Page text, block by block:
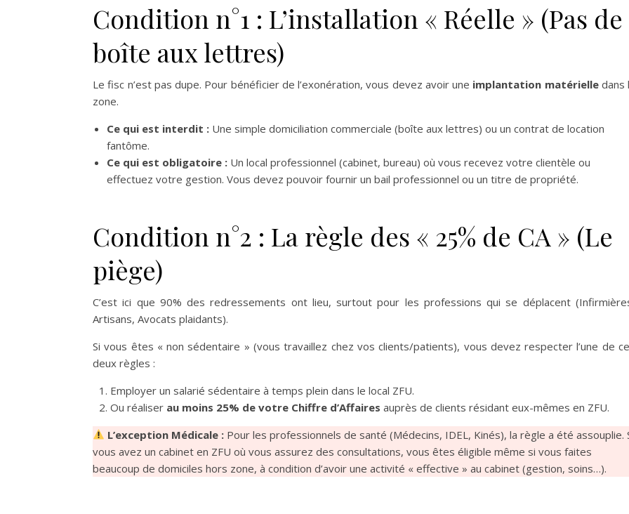
Condition n°1 : L’installation « Réelle » (Pas de
boîte aux lettres)
Le fisc n’est pas dupe. Pour bénéficier de l’exonération, vous devez avoir une implantation matérielledans
zone.
Ce qui est interdit : Une simple domiciliation commerciale (boîte aux lettres) ou un contrat de location
fantôme.
Ce qui est obligatoire : Un local professionnel (cabinet, bureau) où vous recevez votre clientèle ou
effectuez votre gestion. Vous devez pouvoir fournir un bail professionnel ou un titre de propriété.
Condition n°2 : La règle des « 25% de CA » (Le
piège)
C’est ici que 90% des redressements ont lieu, surtout pour les professions qui se déplacent
Artisans, Avocats plaidants).
Si vous êtes « non sédentaire » (vous travaillez chez vos clients/patients), vous devez respecter l’une de
deux règles :
Employer un salarié sédentaire à temps plein dans le local ZFU.
Ou réaliser au moins 25% de votre Chiffre d’Affaires auprès de clients résidant eux-mêmes en ZFU.
L’exception Médicale : Pour les professionnels de santé (Médecins, IDEL, Kinés), la règle a été assouplie.
vous avez un cabinet en ZFU où vous assurez des consultations, vous êtes éligible même si vous faites
beaucoup de domiciles hors zone, à condition d’avoir une activité « effective » au cabinet (gestion, soins…).